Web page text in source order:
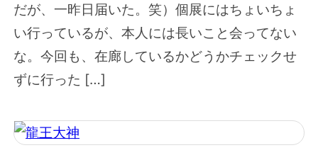
だが、一昨日届いた。笑）個展にはちょいちょ
い行っているが、本人には長いこと会ってない
な。今回も、在廊しているかどうかチェックせ
ずに行った […]